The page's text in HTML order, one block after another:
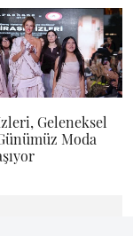
Geleneksel
Moda